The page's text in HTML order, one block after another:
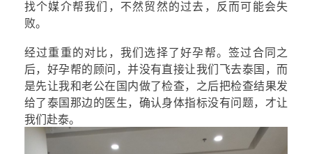
找个媒介帮我们，不然贸然的过去，反而可能会失
败。
经过重重的对比，我们选择了好孕帮。签过合同之
后，好孕帮的顾问，并没有直接让我们飞去泰国，而
是先让我和老公在国内做了检查，之后把检查结果发
给了泰国那边的医生，确认身体指标没有问题，才让
我们赴泰。